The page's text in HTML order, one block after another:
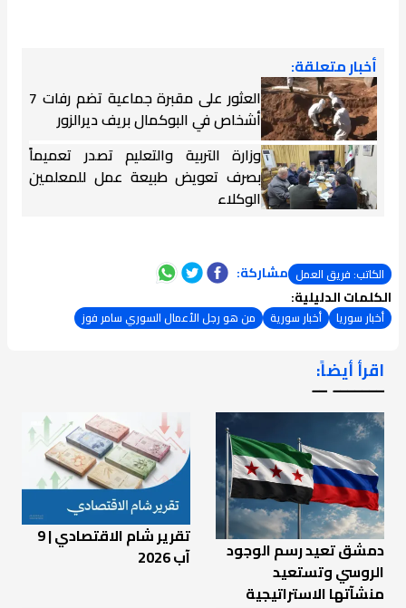
أخبار متعلقة:
العثور على مقبرة جماعية تضم رفات 7
أشخاص في البوكمال بريف ديرالزور
وزارة التربية والتعليم تصدر تعميماً
بصرف تعويض طبيعة عمل للمعلمين
الوكلاء
الكاتب: فريق العمل مشاركة:
الكلمات الدليلية:
أخبار سوريا أخبار سورية من هو رجل الأعمال السوري سامر فوز
اقرأ أيضاً:
ـــــــ ــ
دمشق تعيد رسم الوجود
الروسي وتستعيد
منشآتها الاستراتيجية
تقرير شام الاقتصادي | 9
آب 2026